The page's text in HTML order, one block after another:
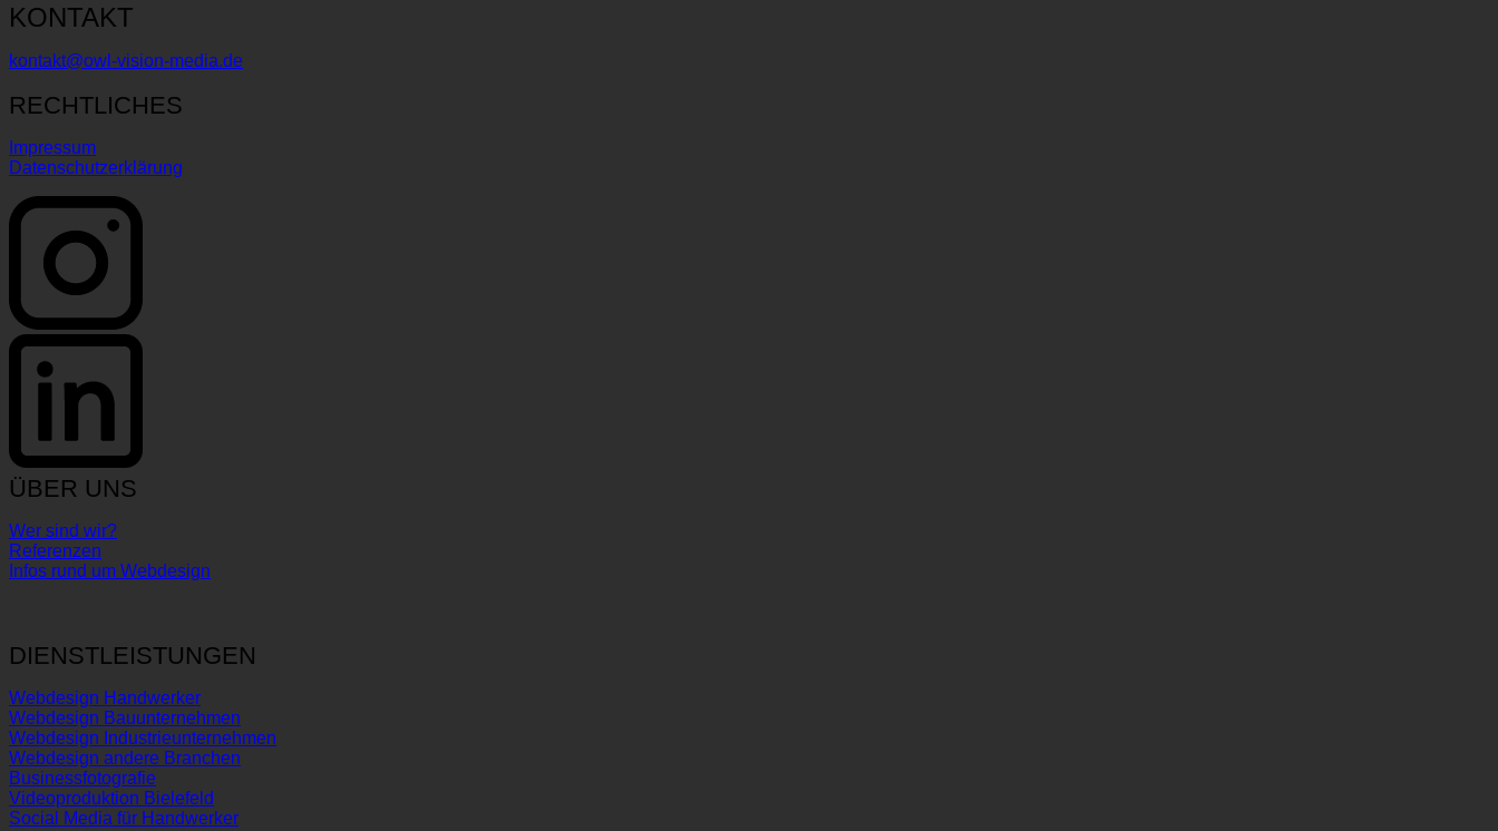
KONTAKT
kontakt@owl-vision-media.de
RECHTLICHES
Impressum
Datenschutzerklärung
ÜBER UNS
Wer sind wir?
Referenzen
Infos rund um Webdesign
DIENSTLEISTUNGEN
Webdesign Handwerker
Webdesign Bauunternehmen
Webdesign Industrieunternehmen
Webdesign andere Branchen
Businessfotografie
Videoproduktion Bielefeld
Social Media für Handwerker